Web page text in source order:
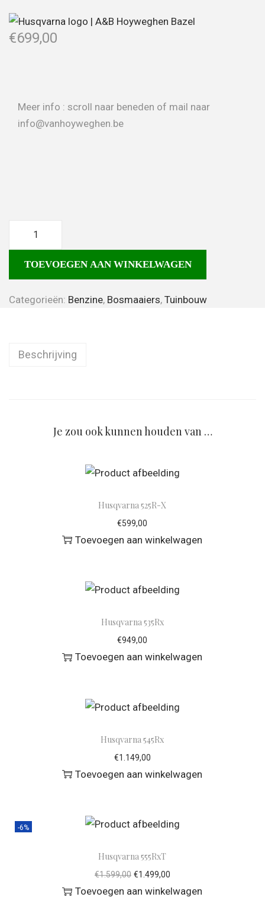
€699,00
Meer info : scroll naar beneden of mail naar
info@vanhoyweghen.be
TOEVOEGEN AAN WINKELWAGEN
Categorieën: Benzine, Bosmaaiers, Tuinbouw
Beschrijving
Je zou ook kunnen houden van …
Husqvarna 525R-X
€599,00
Toevoegen aan winkelwagen
Husqvarna 535Rx
€949,00
Toevoegen aan winkelwagen
Husqvarna 545Rx
€1.149,00
Toevoegen aan winkelwagen
-6%
Husqvarna 555RxT
€1.599,00 €1.499,00
Toevoegen aan winkelwagen